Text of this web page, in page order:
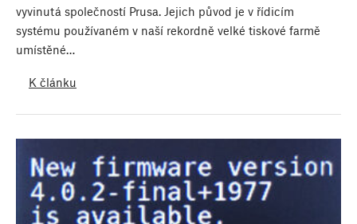
vyvinutá společností Prusa. Jejich původ je v řídicím
systému používaném v naší rekordně velké tiskové farmě
umístěné…
K článku